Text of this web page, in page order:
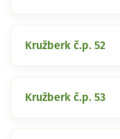
Kružberk č.p. 52
Kružberk č.p. 53